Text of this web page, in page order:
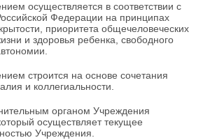
осуществляется в соответствии с
Федерации на принципах
приоритета общечеловеческих
и здоровья ребенка, свободного
строится на основе сочетания
и коллегиальности.
органом Учреждения
осуществляет текущее
Учреждения.